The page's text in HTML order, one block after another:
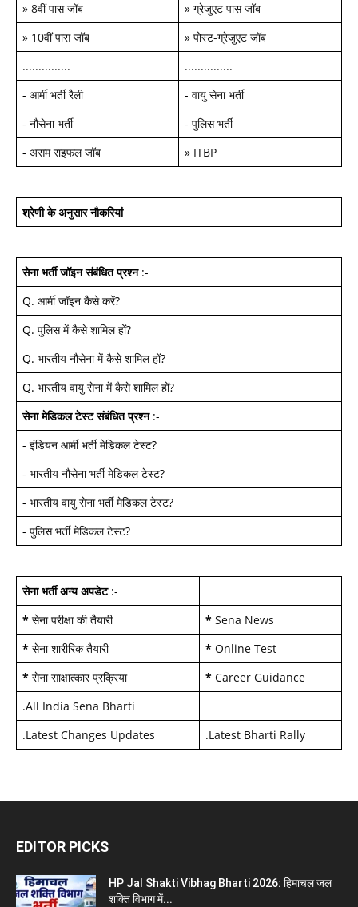
» 8वीं पास जॉब » ग्रेजुएट पास जॉब
» 10वीं पास जॉब » पोस्ट-ग्रेजुएट जॉब
...............
...............
- आर्मी भर्ती रैली - वायु सेना भर्ती
- नौसेना भर्ती - पुलिस भर्ती
- असम राइफल जॉब » ITBP
श्रेणी के अनुसार नौकरियां
सेना भर्ती जॉइन संबंधित प्रश्न:-
Q. आर्मी जॉइन कैसे करें?
Q. पुलिस में कैसे शामिल हों?
Q. भारतीय नौसेना में कैसे शामिल हों?
Q. भारतीय वायु सेना में कैसे शामिल हों?
सेना मेडिकल टेस्ट संबंधित प्रश्न:-
- इंडियन आर्मी भर्ती मेडिकल टेस्ट?
- भारतीय नौसेना भर्ती मेडिकल टेस्ट?
- भारतीय वायु सेना भर्ती मेडिकल टेस्ट?
- पुलिस भर्ती मेडिकल टेस्ट?
सेना भर्ती अन्य अपडेट:-
* सेना परीक्षा की तैयारी * Sena News
* सेना शारीरिक तैयारी * Online Test
* सेना साक्षात्कार प्रक्रिया * Career Guidance
.All India Sena Bharti
.Latest Changes Updates .Latest Bharti Rally
EDITOR PICKS
HP Jal Shakti Vibhag Bharti 2026: हिमाचल जल
शक्ति विभाग में...